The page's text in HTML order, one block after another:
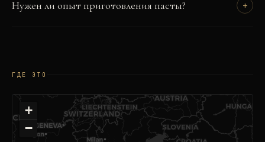
Нужен ли опыт приготовления пасты? +
ГДЕ ЭТО
+
−